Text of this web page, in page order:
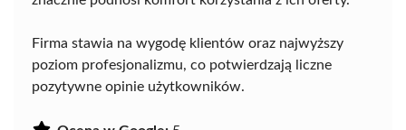
Firma stawia na wygodę klientów oraz najwyższy
poziom profesjonalizmu, co potwierdzają liczne
pozytywne opinie użytkowników.